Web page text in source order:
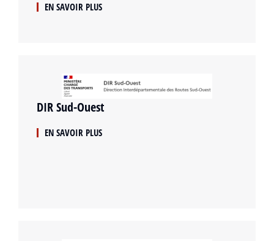
EN SAVOIR PLUS
DIR Sud-Ouest
EN SAVOIR PLUS